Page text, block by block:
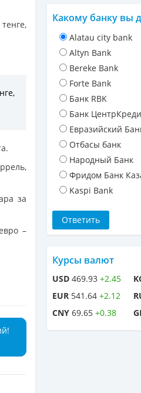
за
–
Какому банку вы
Alatau city bank
Altyn Bank
Bereke Bank
Forte Bank
Банк RBK
Банк
Евразийский
Отбасы банк
Народный Банк
Фридом Банк
Kaspi Bank
Курсы валют
USD 469.93 +2.45
EUR 541.64 +2.12
CNY 69.65 +0.38